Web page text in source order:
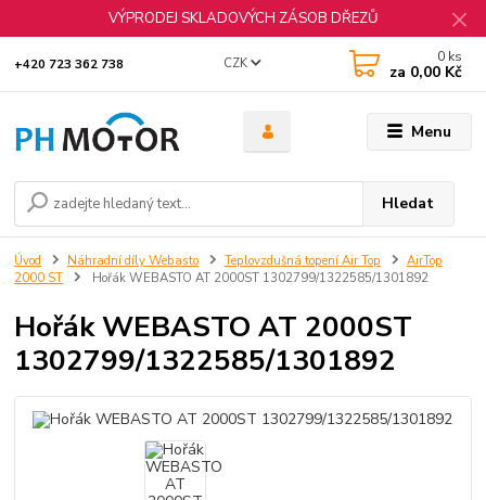
VÝPRODEJ SKLADOVÝCH ZÁSOB DŘEZŮ
Menu
CZK
Hledat
+420 723 362 738 0 ks
za 0,00 Kč
Úvod Náhradní díly Webasto Teplovzdušná topení Air Top
AirTop
2000 ST
Hořák WEBASTO AT 2000ST 1302799/1322585/1301892
Hořák WEBASTO AT 2000ST
1302799/1322585/1301892